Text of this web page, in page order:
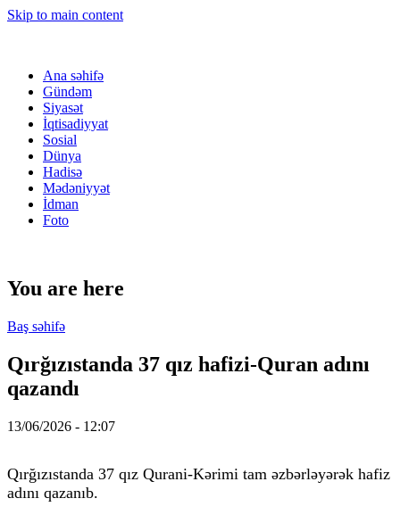
Skip to main content
Ana səhifə
Gündəm
Siyasət
İqtisadiyyat
Sosial
Dünya
Hadisə
Mədəniyyət
İdman
Foto
You are here
Baş səhifə
Qırğızıstanda 37 qız hafizi-Quran adını
qazandı
13/06/2026 - 12:07
Qırğızıstanda 37 qız Qurani-Kərimi tam əzbərləyərək hafiz
adını qazanıb.